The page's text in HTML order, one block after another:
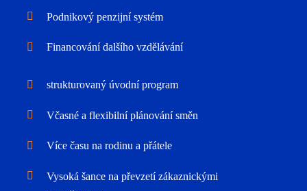
Podnikový penzijní systém
Financování dalšího vzdělávání
strukturovaný úvodní program
Včasné a flexibilní plánování směn
Více času na rodinu a přátele
Vysoká šance na převzetí zákaznickými